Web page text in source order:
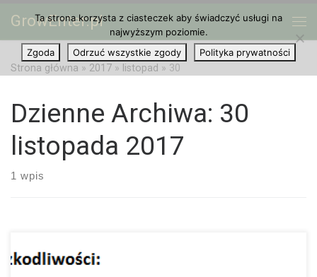
Przejdź do treści
GrowEnter.pl
Strona główna » 2017 » listopad » 30
Dzienne Archiwa: 30
listopada 2017
1 wpis
Ta strona korzysta z ciasteczek aby świadczyć usługi na
najwyższym poziomie.
Zgoda
Odrzuć wszystkie zgody Polityka prywatności